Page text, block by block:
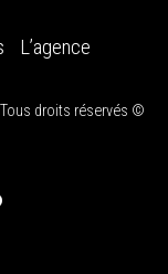
L’agence
droits réservés ©